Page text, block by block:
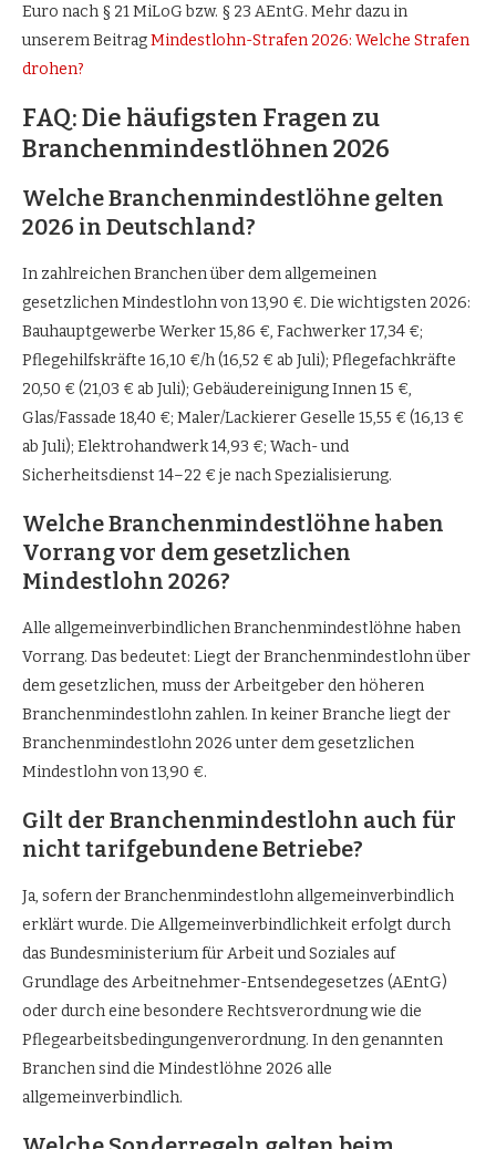
Euro nach § 21 MiLoG bzw. § 23 AEntG. Mehr dazu in
unserem BeitragMindestlohn-Strafen 2026: Welche Strafen
drohen?
FAQ: Die häufigsten Fragen zu
Branchenmindestlöhnen 2026
Welche Branchenmindestlöhne gelten
2026 in Deutschland?
In zahlreichen Branchen über dem allgemeinen
gesetzlichen Mindestlohn von 13,90 €. Die wichtigsten 2026:
Bauhauptgewerbe Werker 15,86 €, Fachwerker 17,34 €;
Pflegehilfskräfte 16,10 €/h (16,52 € ab Juli); Pflegefachkräfte
20,50 € (21,03 € ab Juli); Gebäudereinigung Innen 15 €,
Glas/Fassade 18,40 €; Maler/Lackierer Geselle 15,55 € (16,13 €
ab Juli); Elektrohandwerk 14,93 €; Wach- und
Sicherheitsdienst 14–22 € je nach Spezialisierung.
Welche Branchenmindestlöhne haben
Vorrang vor dem gesetzlichen
Mindestlohn 2026?
Alle allgemeinverbindlichen Branchenmindestlöhne haben
Vorrang. Das bedeutet: Liegt der Branchenmindestlohn über
dem gesetzlichen, muss der Arbeitgeber den höheren
Branchenmindestlohn zahlen. In keiner Branche liegt der
Branchenmindestlohn 2026 unter dem gesetzlichen
Mindestlohn von 13,90 €.
Gilt der Branchenmindestlohn auch für
nicht tarifgebundene Betriebe?
Ja, sofern der Branchenmindestlohn allgemeinverbindlich
erklärt wurde. Die Allgemeinverbindlichkeit erfolgt durch
das Bundesministerium für Arbeit und Soziales auf
Grundlage des Arbeitnehmer-Entsendegesetzes (AEntG)
oder durch eine besondere Rechtsverordnung wie die
Pflegearbeitsbedingungenverordnung. In den genannten
Branchen sind die Mindestlöhne 2026 alle
allgemeinverbindlich.